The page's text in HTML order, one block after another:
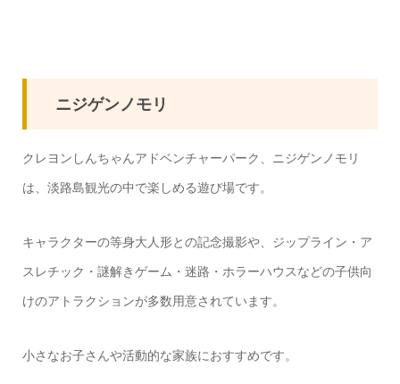
ニジゲンノモリ
クレヨンしんちゃんアドベンチャーパーク、ニジゲンノモリ
は、淡路島観光の中で楽しめる遊び場です。
キャラクターの等身大人形との記念撮影や、ジップライン・ア
スレチック・謎解きゲーム・迷路・ホラーハウスなどの子供向
けのアトラクションが多数用意されています。
小さなお子さんや活動的な家族におすすめです。